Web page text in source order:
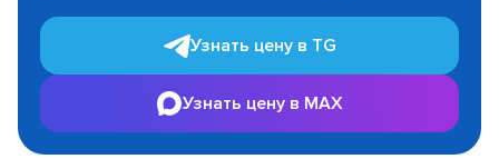
Узнать цену в TG
Узнать цену в MAX